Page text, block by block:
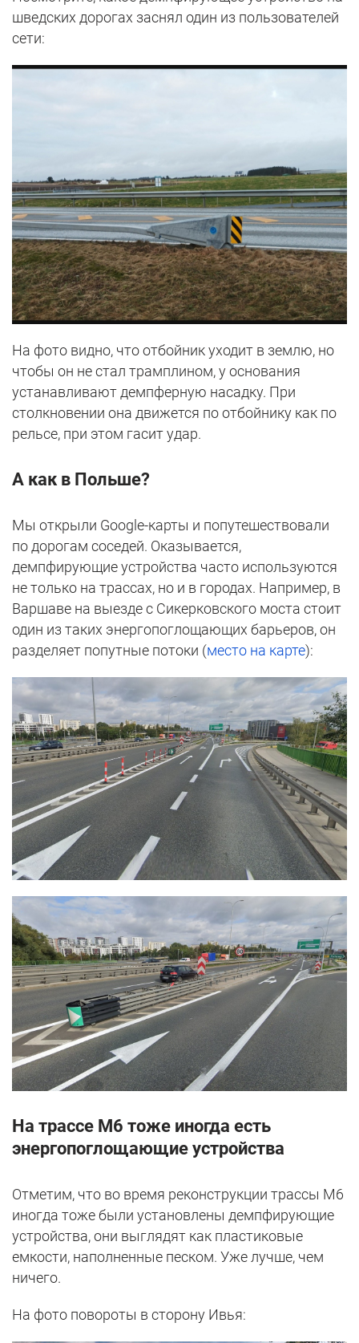
шведских дорогах заснял один из пользователей
сети:
На фото видно, что отбойник уходит в землю, но
чтобы он не стал трамплином, у основания
устанавливают демпферную насадку. При
столкновении она движется по отбойнику как по
рельсе, при этом гасит удар.
А как в Польше?
Мы открыли Google-карты и попутешествовали
по дорогам соседей. Оказывается,
демпфирующие устройства часто используются
не только на трассах, но и в городах. Например, в
Варшаве на выезде с Сикерковского моста стоит
один из таких энергопоглощающих барьеров, он
разделяет попутные потоки (место на карте):
На трассе М6 тоже иногда есть
энергопоглощающие устройства
Отметим, что во время реконструкции трассы М6
иногда тоже были установлены демпфирующие
устройства, они выглядят как пластиковые
емкости, наполненные песком. Уже лучше, чем
ничего.
На фото повороты в сторону Ивья: